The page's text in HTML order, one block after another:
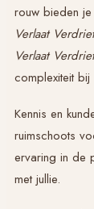
rouw bieden
Verlaat Verdriet
Verlaat Verdriet
complexiteit bij
Kennis en
ruimschoots
ervaring in de
met jullie.